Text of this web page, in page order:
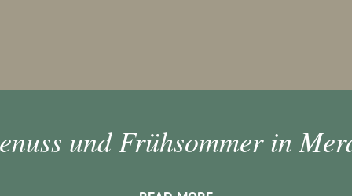
und Frühsommer in